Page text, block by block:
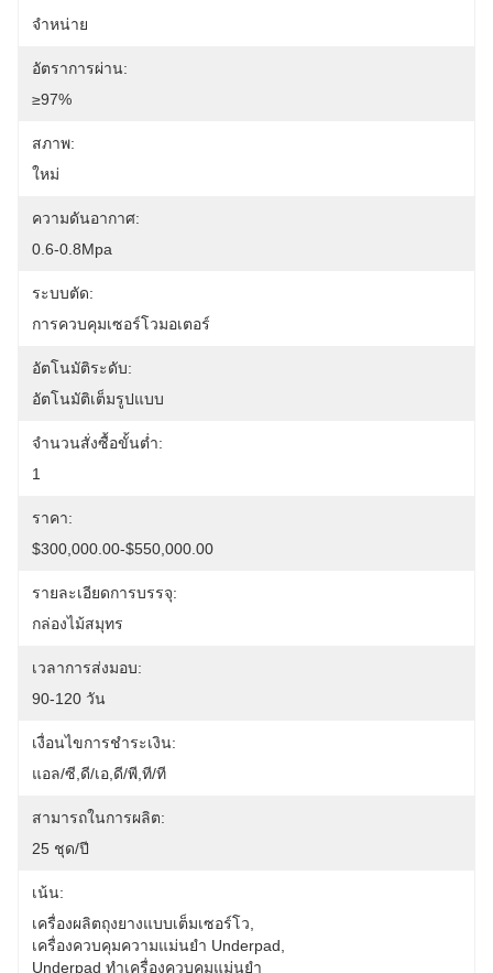
จําหน่าย
อัตราการผ่าน:
≥97%
สภาพ:
ใหม่
ความดันอากาศ:
0.6-0.8Mpa
ระบบตัด:
การควบคุมเซอร์โวมอเตอร์
อัตโนมัติระดับ:
อัตโนมัติเต็มรูปแบบ
จำนวนสั่งซื้อขั้นต่ำ:
1
ราคา:
$300,000.00-$550,000.00
รายละเอียดการบรรจุ:
กล่องไม้สมุทร
เวลาการส่งมอบ:
90-120 วัน
เงื่อนไขการชำระเงิน:
แอล/ซี,ดี/เอ,ดี/พี,ที/ที
สามารถในการผลิต:
25 ชุด/ปี
เน้น:
เครื่องผลิตถุงยางแบบเต็มเซอร์โว
เครื่องควบคุมความแม่นยํา Underpad
Underpad ทําเครื่องควบคุมแม่นยํา